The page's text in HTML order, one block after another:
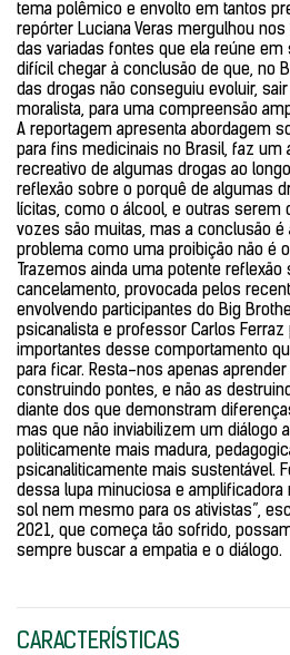
tema polêmico e envolto em tantos
repórter Luciana Veras mergulhou
das variadas fontes que ela reúne em
difícil chegar à conclusão de que, no
das drogas não conseguiu evoluir,
moralista, para uma compreensão
A reportagem apresenta abordagem
para fins medicinais no Brasil, faz um
recreativo de algumas drogas ao
reflexão sobre o porquê de algumas
lícitas, como o álcool, e outras serem
vozes são muitas, mas a conclusão é
problema como uma proibição não é
Trazemos ainda uma potente
cancelamento, provocada pelos
envolvendo participantes do Big
psicanalista e professor Carlos
importantes desse comportamento
para ficar. Resta-nos apenas
construindo pontes, e não as
diante dos que demonstram
mas que não inviabilizem um diálogo
politicamente mais madura,
psicanaliticamente mais sustentável.
dessa lupa minuciosa e amplificadora
sol nem mesmo para os ativistas”,
2021, que começa tão sofrido,
sempre buscar a empatia e o diálogo.
CARACTERÍSTICAS